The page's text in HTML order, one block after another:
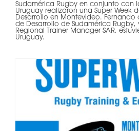
Sudamérica Rugby en conjunto con
Uruguay realizaron una Super Week
Desarrollo en Montevideo. Fernando
de Desarrollo de Sudamérica Rugby,
Regional Trainer Manager SAR,
Uruguay.